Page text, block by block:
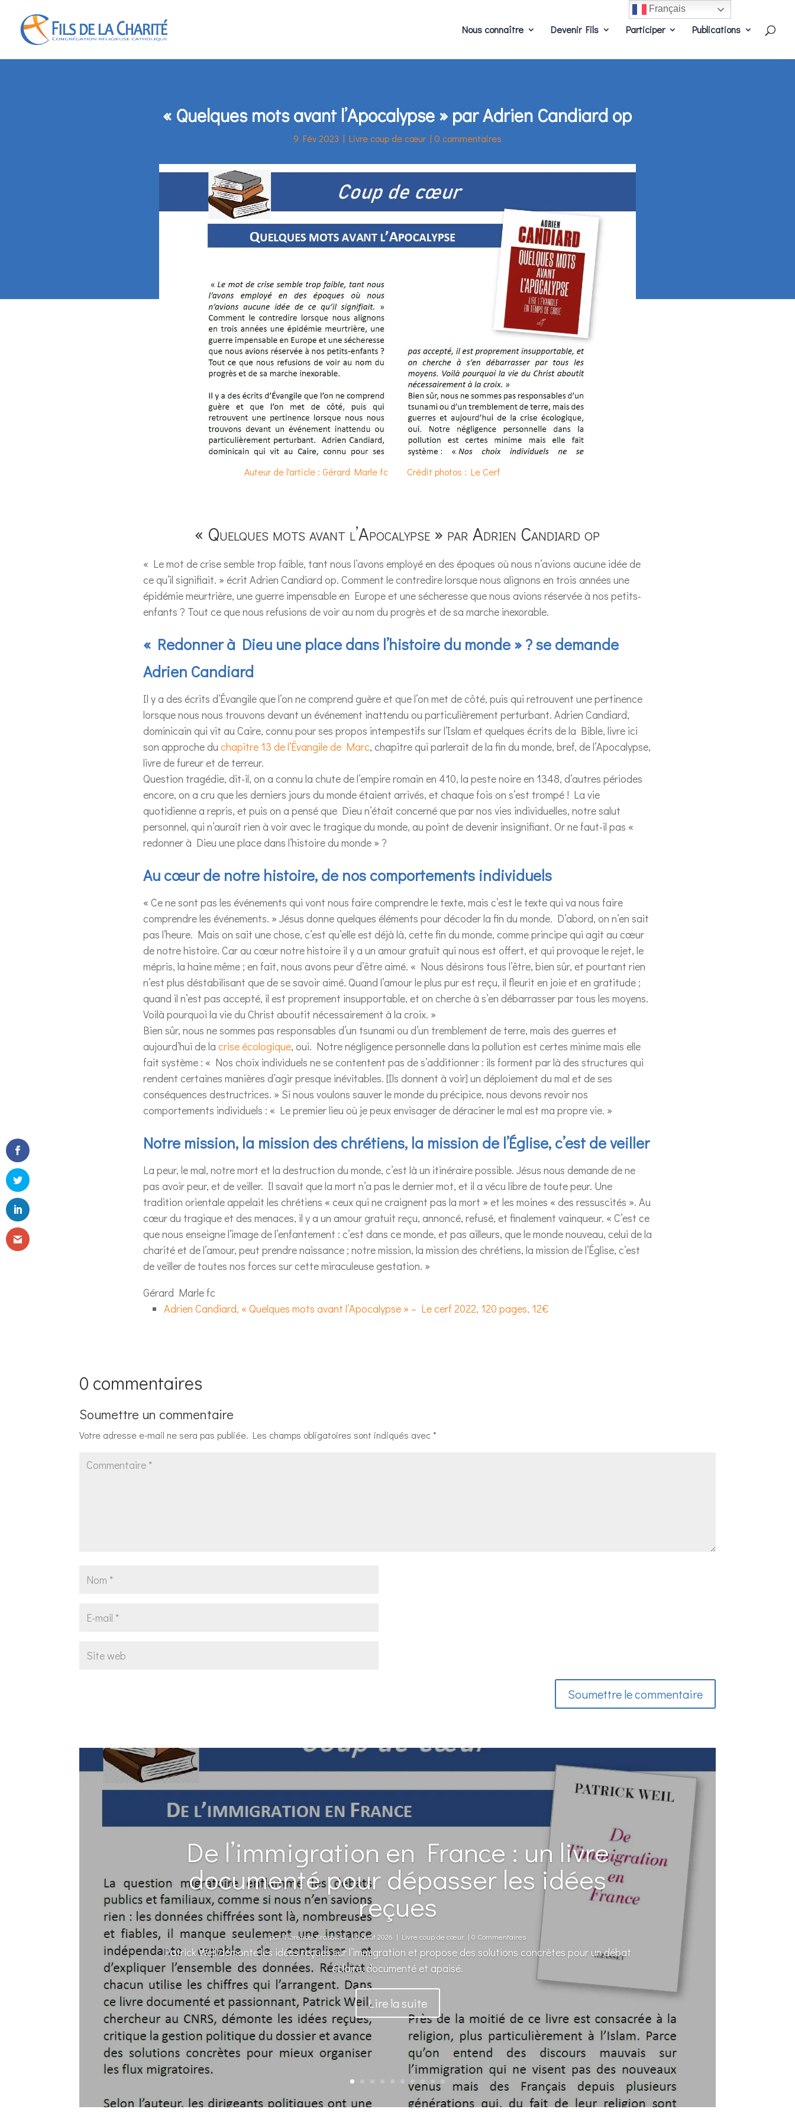
Nous connaître Devenir Fils Participer Publications
« Quelques mots avant l’Apocalypse » par Adrien Candiard op
9 Fév 2023 | Livre coup de cœur| 0 commentaires
Auteur de l'article : Gérard Marle fc Crédit photos : Le Cerf
« Quelques mots avant l’Apocalypse » par Adrien Candiard op
« Le mot de crise semble trop faible, tant nous l’avons employé en des époques où nous n’avions aucune idée de
ce qu’il signifiait. » écrit Adrien Candiard op. Comment le contredire lorsque nous alignons en trois années une
épidémie meurtrière, une guerre impensable en Europe et une sécheresse que nous avions réservée à nos petits-
enfants ? Tout ce que nous refusions de voir au nom du progrès et de sa marche inexorable.
« Redonner à Dieu une place dans l’histoire du monde » ? se demande
Adrien Candiard
Il y a des écrits d’Évangile que l’on ne comprend guère et que l’on met de côté, puis qui retrouvent une pertinence
lorsque nous nous trouvons devant un événement inattendu ou particulièrement perturbant. Adrien Candiard,
dominicain qui vit au Caire, connu pour ses propos intempestifs sur l’Islam et quelques écrits de la Bible, livre ici
son approche du chapitre 13 de l’Évangile de Marc, chapitre qui parlerait de la fin du monde, bref, de l’Apocalypse,
livre de fureur et de terreur.
Question tragédie, dit-il, on a connu la chute de l’empire romain en 410, la peste noire en 1348, d’autres périodes
encore, on a cru que les derniers jours du monde étaient arrivés, et chaque fois on s’est trompé ! La vie
quotidienne a repris, et puis on a pensé que Dieu n’était concerné que par nos vies individuelles, notre salut
personnel, qui n’aurait rien à voir avec le tragique du monde, au point de devenir insignifiant. Or ne faut-il pas «
redonner à Dieu une place dans l’histoire du monde » ?
Au cœur de notre histoire, de nos comportements individuels
« Ce ne sont pas les événements qui vont nous faire comprendre le texte, mais c’est le texte qui va nous faire
comprendre les événements. » Jésus donne quelques éléments pour décoder la fin du monde. D’abord, on n’en sait
pas l’heure. Mais on sait une chose, c’est qu’elle est déjà là, cette fin du monde, comme principe qui agit au cœur
de notre histoire. Car au cœur notre histoire il y a un amour gratuit qui nous est offert, et qui provoque le rejet, le
mépris, la haine même ; en fait, nous avons peur d’être aimé. « Nous désirons tous l’être, bien sûr, et pourtant rien
n’est plus déstabilisant que de se savoir aimé. Quand l’amour le plus pur est reçu, il fleurit en joie et en gratitude ;
quand il n’est pas accepté, il est proprement insupportable, et on cherche à s’en débarrasser par tous les moyens.
Voilà pourquoi la vie du Christ aboutit nécessairement à la croix. »
Bien sûr, nous ne sommes pas responsables d’un tsunami ou d’un tremblement de terre, mais des guerres et
aujourd’hui de la crise écologique, oui. Notre négligence personnelle dans la pollution est certes minime mais elle
fait système : « Nos choix individuels ne se contentent pas de s’additionner : ils forment par là des structures qui
rendent certaines manières d’agir presque inévitables. [Ils donnent à voir] un déploiement du mal et de ses
conséquences destructrices. » Si nous voulons sauver le monde du précipice, nous devons revoir nos
comportements individuels : « Le premier lieu où je peux envisager de déraciner le mal est ma propre vie. »
Notre mission, la mission des chrétiens, la mission de l’Église, c’est de veiller
La peur, le mal, notre mort et la destruction du monde, c’est là un itinéraire possible. Jésus nous demande de ne
pas avoir peur, et de veiller. Il savait que la mort n’a pas le dernier mot, et il a vécu libre de toute peur. Une
tradition orientale appelait les chrétiens « ceux qui ne craignent pas la mort » et les moines « des ressuscités ». Au
cœur du tragique et des menaces, il y a un amour gratuit reçu, annoncé, refusé, et finalement vainqueur. « C’est ce
que nous enseigne l’image de l’enfantement : c’est dans ce monde, et pas ailleurs, que le monde nouveau, celui de la
charité et de l’amour, peut prendre naissance ; notre mission, la mission des chrétiens, la mission de l’Église, c’est
de veiller de toutes nos forces sur cette miraculeuse gestation. »
Gérard Marle fc
Adrien Candiard, « Quelques mots avant l’Apocalypse » – Le cerf 2022, 120 pages, 12€
0 commentaires
Soumettre un commentaire
Votre adresse e-mail ne sera pas publiée. Les champs obligatoires sont indiqués avec*
Soumettre le commentaire
De l’immigration en France : un livre
documenté pour dépasser les idées
reçues
parFlorence Krasowski|5 août 2026 | Livre coup de cœur| 0 Commentaires
Patrick Weil démonte les idées reçues sur l’immigration et propose des solutions concrètes pour un débat
éclairé, documenté et apaisé.
Lire la suite
Français